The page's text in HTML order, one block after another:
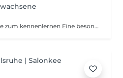
Schnupper Termin Masssage zum kennenlernen Eine besondere Auszeit für dich und dein Körper mit ätherischen Ölen, die Körper, Geist und Seele berühren Mehr Informationen und Details findest du auf meiner Homepage Einklang-by-Kirsten.de